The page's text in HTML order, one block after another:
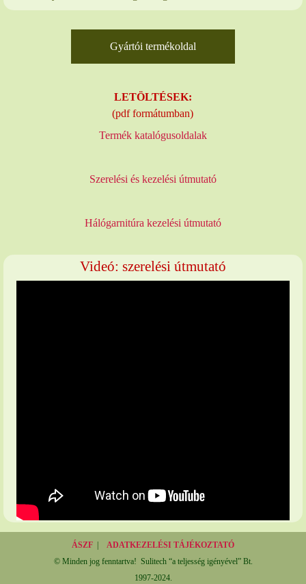
Gyártói termékoldal
LETÖLTÉSEK:
(pdf formátumban)
Termék katalógusoldalak
Szerelési és kezelési útmutató
Hálógarnitúra kezelési útmutató
Videó: szerelési útmutató
ÁSZF
ADATKEZELÉSI TÁJÉKOZTATÓ
© Minden jog fenntartva! Sulitech “a teljesség igényével” Bt.
1997-2024.